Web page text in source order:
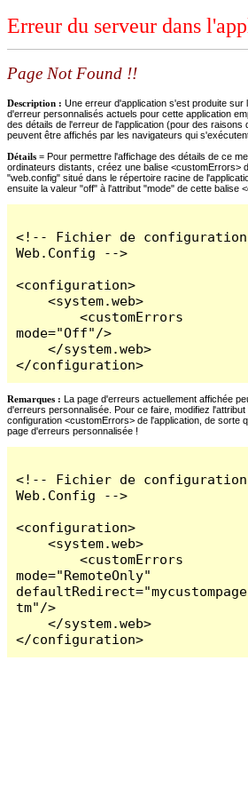
Erreur du serveur dans
Page Not Found !!
Description : Une erreur d'application s'est produite sur
d'erreur personnalisés actuels pour cette application
des détails de l'erreur de l'application (pour des raisons
peuvent être affichés par les navigateurs qui
Détails = Pour permettre l'affichage des détails de ce
ordinateurs distants, créez une balise <customErrors>
"web.config" situé dans le répertoire racine de
ensuite la valeur "off" à l'attribut "mode" de cette balise
<!-- Fichier de configuration
Web.Config -->
<configuration>
    <system.web>
        <customErrors
mode="Off"/>
    </system.web>
</configuration>
Remarques : La page d'erreurs actuellement affichée
d'erreurs personnalisée. Pour ce faire, modifiez
configuration <customErrors> de l'application, de sorte
page d'erreurs personnalisée !
<!-- Fichier de configuration
Web.Config -->
<configuration>
    <system.web>
        <customErrors
mode="RemoteOnly"
tm"/>
    </system.web>
</configuration>